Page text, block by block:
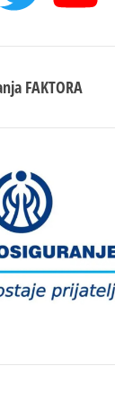
FAKTORA